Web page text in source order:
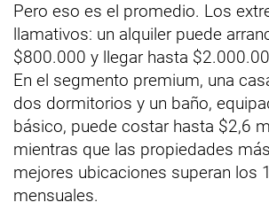
Pero eso es el promedio. Los
llamativos: un alquiler puede
$800.000 y llegar hasta
En el segmento premium, una
dos dormitorios y un baño,
básico, puede costar hasta $2,6
mientras que las propiedades
mejores ubicaciones superan los
mensuales.